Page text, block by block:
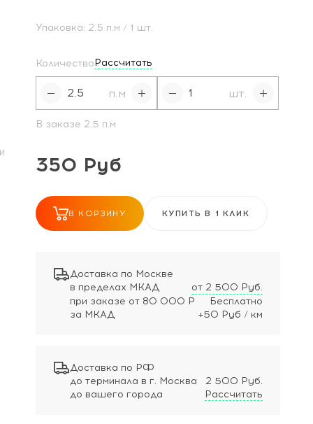
Упаковка: 2.5 п.м / 1 шт.
КоличествоРассчитать
п.м шт.
В заказе 2.5 п.м
350 Руб
В КОРЗИНУ КУПИТЬ В 1 КЛИК
Доставка по Москве
в пределах МКАД
от 2 500 Руб.
при заказе от 80 000 Р
Бесплатно
за МКАД
+50 Руб / км
Доставка по РФ
до терминала в г. Москва
2 500 Руб.
до вашего города
Рассчитать